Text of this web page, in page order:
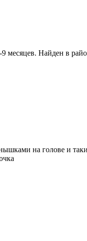
9 месяцев. Найден в
на голове и